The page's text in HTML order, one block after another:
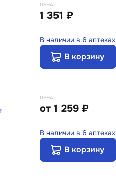
ЦЕНА
1 351 ₽
В наличии в 6 аптеках
В корзину
ЦЕНА
от 1 259 ₽
В наличии в 6 аптеках
В корзину